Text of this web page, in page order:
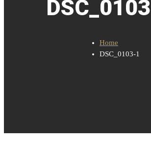
Home
DSC_0103-1